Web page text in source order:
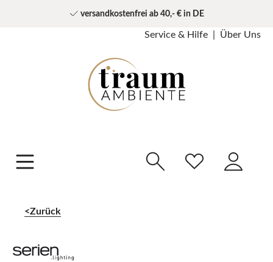
versandkostenfrei ab 40,- € in DE
Service & Hilfe Über Uns
Zurück